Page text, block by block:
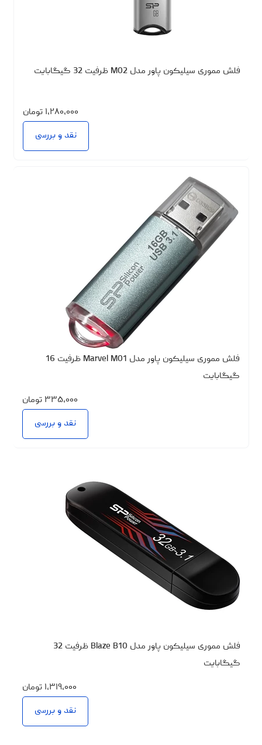
فلش مموری سیلیکون پاور مدل M02 ظرفیت 32 گیگابایت
۱،۲۸۰،۰۰۰ تومان
نقد و بررسی
فلش مموری سیلیکون پاور مدل Marvel M01 ظرفیت 16
گیگابایت
۳۳۵،۰۰۰ تومان
نقد و بررسی
فلش مموری سیلیکون پاور مدل Blaze B10 ظرفیت 32
گیگابایت
۱،۳۱۹،۰۰۰ تومان
نقد و بررسی